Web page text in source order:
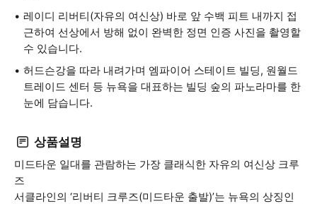
레이디 리버티(자유의 여신상) 바로 앞 수백 피트 내까지 접
근하여 선상에서 방해 없이 완벽한 정면 인증 사진을 촬영할
수 있습니다.
허드슨강을 따라 내려가며 엠파이어 스테이트 빌딩, 원월드
트레이드 센터 등 뉴욕을 대표하는 빌딩 숲의 파노라마를 한
눈에 담습니다.
상품설명
미드타운 일대를 관람하는 가장 클래식한 자유의 여신상 크루
즈
서클라인의 ‘리버티 크루즈(미드타운 출발)’는 뉴욕의 상징인